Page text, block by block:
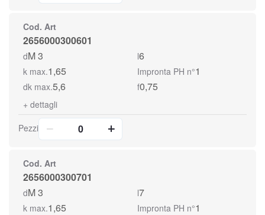
Cod. Art
2656000300601
dM 3 l6
k max.1,65 Impronta PH n°1
dk max.5,6 f0,75
+ dettagli
Pezzi
Cod. Art
2656000300701
dM 3 l7
k max.1,65 Impronta PH n°1